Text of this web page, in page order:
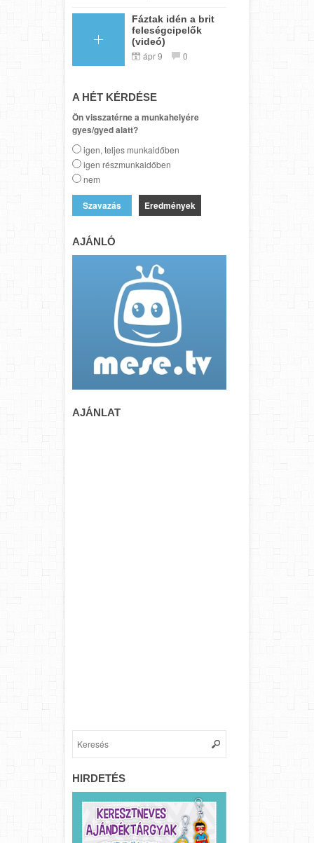
Fáztak idén a brit
feleségcipelők
(videó)
ápr 9 0
A HÉT KÉRDÉSE
Ön visszatérne a munkahelyére
gyes/gyed alatt?
igen, teljes munkaidőben
igen részmunkaidőben
nem
Eredmények
AJÁNLÓ
AJÁNLAT
HIRDETÉS